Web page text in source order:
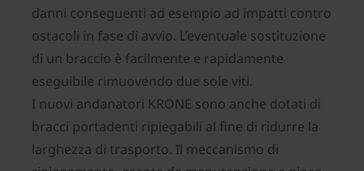
danni conseguenti ad esempio ad impatti contro
ostacoli in fase di avvio. L’eventuale sostituzione
di un braccio è facilmente e rapidamente
eseguibile rimuovendo due sole viti.
I nuovi andanatori KRONE sono anche dotati di
bracci portadenti ripiegabili al fine di ridurre la
larghezza di trasporto. Il meccanismo di